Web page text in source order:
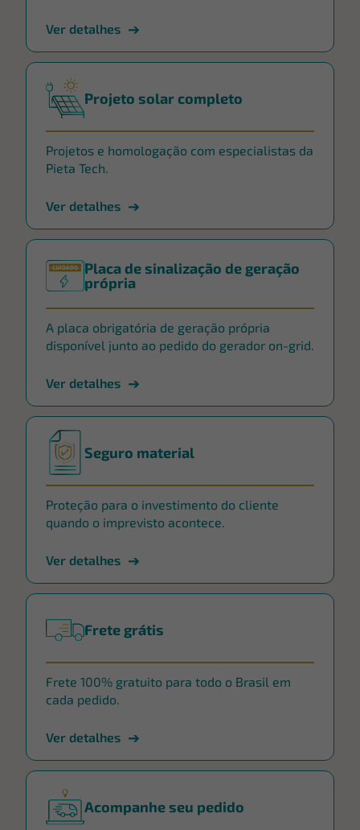
Ver detalhes
Projeto solar completo
Projetos e homologação com especialistas da
Pieta Tech.
Ver detalhes
Placa de sinalização de geração
própria
A placa obrigatória de geração própria
disponível junto ao pedido do gerador on-grid.
Ver detalhes
Seguro material
Proteção para o investimento do cliente
quando o imprevisto acontece.
Ver detalhes
Frete grátis
Frete 100% gratuito para todo o Brasil em
cada pedido.
Ver detalhes
Acompanhe seu pedido